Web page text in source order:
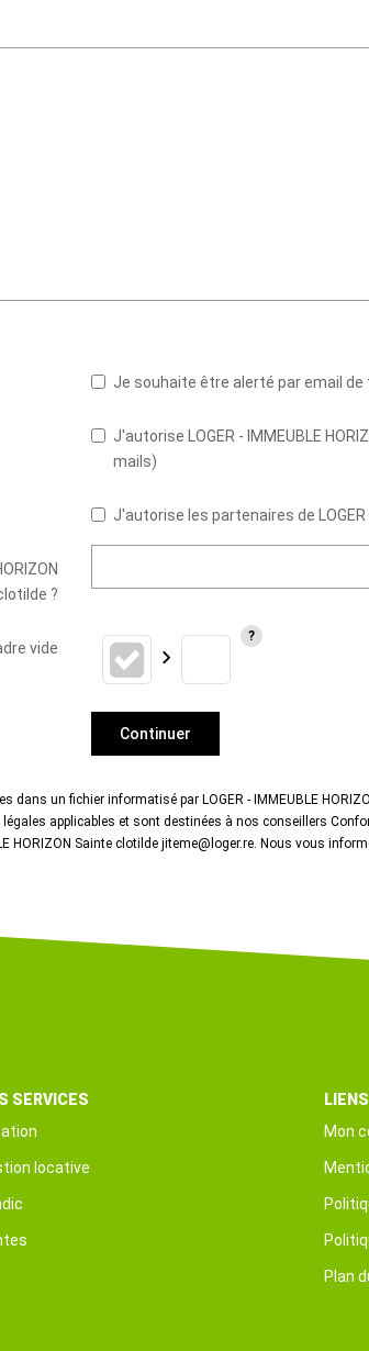
Je souhaite être alerté par email
J'autorise LOGER - IMMEUBLE
mails)
J'autorise les partenaires de
?
vide
Continuer
un fichier informatisé par LOGER - IMMEUBLE
applicables et sont destinées à nos conseillers
HORIZON Sainte clotilde jiteme@loger.re. Nous vous
SERVICES
locative
Mon
Plan